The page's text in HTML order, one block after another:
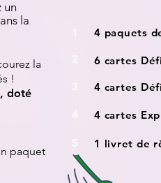
un
la
la
!
doté
paquet
1
4 paquets
2
6 cartes
3
4 cartes
4 4 cartes
5 1 livret de